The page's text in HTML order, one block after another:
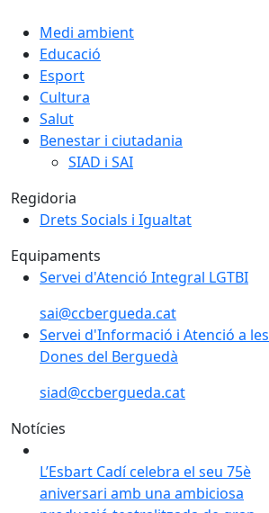
Medi ambient
Educació
Esport
Cultura
Salut
Benestar i ciutadania
SIAD i SAI
Regidoria
Drets Socials i Igualtat
Equipaments
Servei d'Atenció Integral LGTBI
sai@ccbergueda.cat
Servei d'Informació i Atenció a les
Dones del Berguedà
siad@ccbergueda.cat
Notícies
L’Esbart Cadí celebra el seu 75è
aniversari amb una ambiciosa